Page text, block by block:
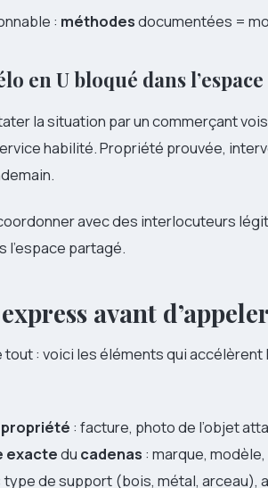
: méthodesdocumentées =
en U bloqué dans
la situation par un commerçant
habilité. Propriété prouvée,
avec des interlocuteurs
l’espace partagé.
avant
: voici les éléments qui
: facture, photo de l’objet
exactedu cadenas : marque,
type de support (bois, métal,